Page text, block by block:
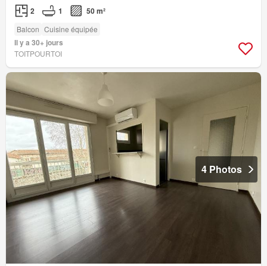
2 1 50 m²
Balcon Cuisine équipée
Il y a 30+ jours
TOITPOURTOI
4 Photos